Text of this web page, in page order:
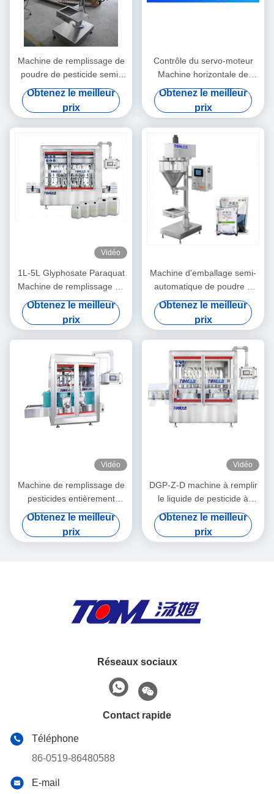
Machine de remplissage de
poudre de pesticide semi-
automatique pour 1 kg-5 kg
Obtenez le meilleur
prix
Contrôle du servo-moteur
Machine horizontale de
remplissage de pesticides
automatique SS304 SS316L
Obtenez le meilleur
prix
Vidéo
1L-5L Glyphosate Paraquat
Machine de remplissage de
pesticides liquides
entièrement automatique de
type linéaire
Obtenez le meilleur
prix
Machine d'emballage semi-
automatique de poudre à
granulés 5 sacs / min
Obtenez le meilleur
prix
Vidéo
Machine de remplissage de
pesticides entièrement
automatique contrôlée par
PLC
Obtenez le meilleur
prix
Vidéo
DGP-Z-D machine à remplir
le liquide de pesticide à
piston entièrement
automatique 50-1000 ml
Obtenez le meilleur
prix
Réseaux sociaux
Contact rapide
Téléphone
86-0519-86480588
E-mail